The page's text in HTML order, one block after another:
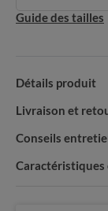
Guide des tailles
Détails produit
Livraison et
Conseils